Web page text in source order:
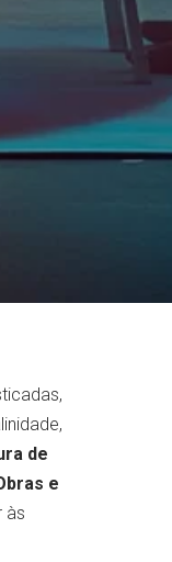
de
e
às